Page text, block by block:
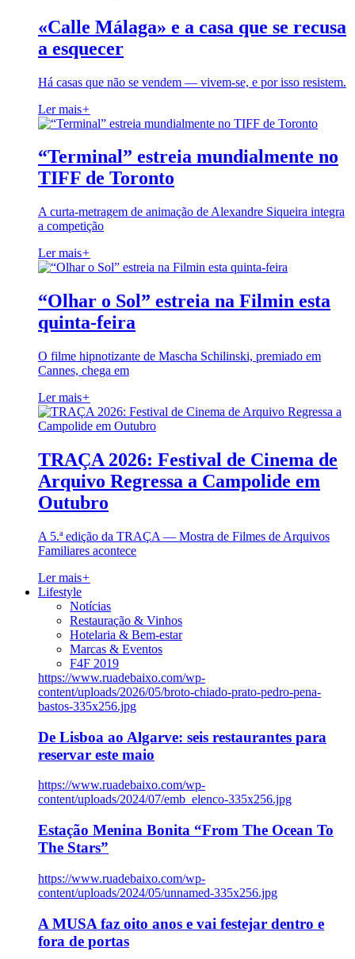
«Calle Málaga» e a casa que se recusa
a esquecer
Há casas que não se vendem — vivem-se, e por isso resistem.
Ler mais+
“Terminal” estreia mundialmente no
TIFF de Toronto
A curta-metragem de animação de Alexandre Siqueira integra
a competição
Ler mais+
“Olhar o Sol” estreia na Filmin esta
quinta-feira
O filme hipnotizante de Mascha Schilinski, premiado em
Cannes, chega em
Ler mais+
TRAÇA 2026: Festival de Cinema de
Arquivo Regressa a Campolide em
Outubro
A 5.ª edição da TRAÇA — Mostra de Filmes de Arquivos
Familiares acontece
Ler mais+
Lifestyle
Notícias
Restauração & Vinhos
Hotelaria & Bem-estar
Marcas & Eventos
F4F 2019
https://www.ruadebaixo.com/wp-
content/uploads/2026/05/broto-chiado-prato-pedro-pena-
bastos-335x256.jpg
De Lisboa ao Algarve: seis restaurantes para
reservar este maio
https://www.ruadebaixo.com/wp-
content/uploads/2024/07/emb_elenco-335x256.jpg
Estação Menina Bonita “From The Ocean To
The Stars”
https://www.ruadebaixo.com/wp-
content/uploads/2024/05/unnamed-335x256.jpg
A MUSA faz oito anos e vai festejar dentro e
fora de portas